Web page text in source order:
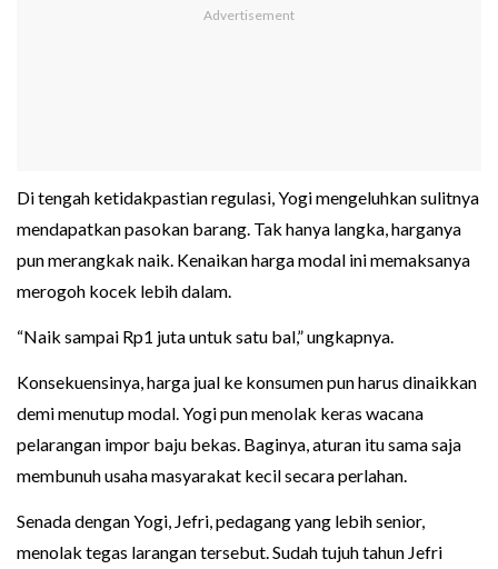
Di tengah ketidakpastian regulasi, Yogi mengeluhkan sulitnya
mendapatkan pasokan barang. Tak hanya langka, harganya
pun merangkak naik. Kenaikan harga modal ini memaksanya
merogoh kocek lebih dalam.
“Naik sampai Rp1 juta untuk satu bal,” ungkapnya.
Konsekuensinya, harga jual ke konsumen pun harus dinaikkan
demi menutup modal. Yogi pun menolak keras wacana
pelarangan impor baju bekas. Baginya, aturan itu sama saja
membunuh usaha masyarakat kecil secara perlahan.
Senada dengan Yogi, Jefri, pedagang yang lebih senior,
menolak tegas larangan tersebut. Sudah tujuh tahun Jefri